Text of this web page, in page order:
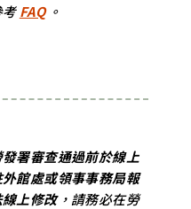
考FAQ。
署審查通過前於線上
館處或領事事務局報
上修改，請務必在勞